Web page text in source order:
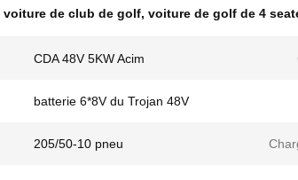
voiture de club de golf, voiture de golf de 4
CDA 48V 5KW Acim
batterie 6*8V du Trojan 48V
205/50-10 pneu